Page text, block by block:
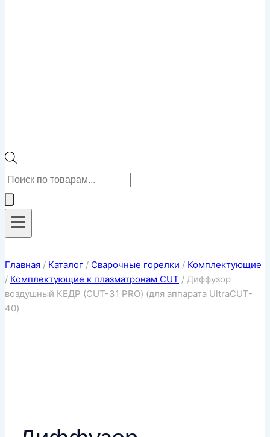
Поиск
товаров
Главная / Каталог / Сварочные горелки / Комплектующие
/ Комплектующие к плазматронам CUT / Диффузор
воздушный КЕДР (CUT-31 PRO) (для аппарата UltraCUT-
40)